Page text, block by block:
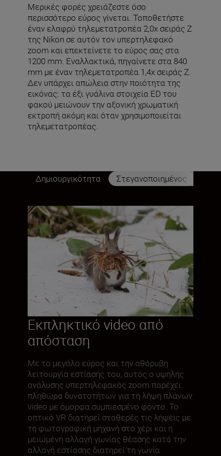
Μερικές φορές χρειάζεστε όσο
περισσότερο εύρος γίνεται. Τοποθετήστε
έναν ελαφρύ τηλεμετατροπέα 2,0x σειράς Z
της Nikon σε αυτόν τον υπερτηλεφακό
zoom και επεκτείνετε το εύρος σας στα
1200 mm. Εναλλακτικά, πηγαίνετε στα 840
mm με έναν τηλεμετατροπέα 1,4x σειράς Z.
Δεν υπάρχει απώλεια στην ποιότητα της
εικόνας: τα έξι γυάλινα στοιχεία ED του
φακού μειώνουν την αξονική χρωματική
εκτροπή ακόμη και όταν χρησιμοποιείται
τηλεμετατροπέας.
Δημιουργικότητα Στεγανοποιημένος
Εκπληκτικό video από
απόσταση
Με το μεγάλο εύρος και την αθόρυβη
λειτουργία εστίασής του, αυτός ο υψηλής
ανάλυσης υπερτηλεφακός zoom παρέχει
πληθώρα δυνατοτήτων για τη λήψη πλάνων
video με όμορφα συμπιεσμένο φόντο. Το
οπτικό VR διατηρεί σταθερές τις λήψεις με
τη φωτογραφική μηχανή στο χέρι και η
μειωμένη αλλαγή γωνίας θέασης κατά την
αλλαγή εστίασης διατηρεί τη γωνία